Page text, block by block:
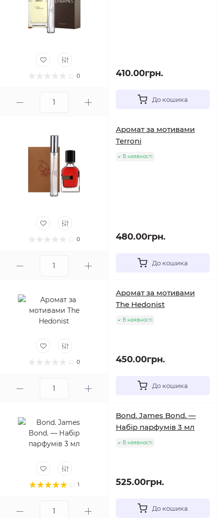
0 410.00грн.
До кошика
0
Аромат за мотивами
Terroni
В наявності
480.00грн.
До кошика
0
Аромат за мотивами
The Hedonist
В наявності
450.00грн.
До кошика
1
Bond. James Bond. —
Набір парфумів 3 мл
В наявності
525.00грн.
До кошика